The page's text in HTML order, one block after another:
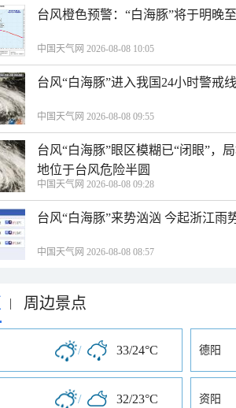
台风橙色预警：“白海豚”将于明晚
中国天气网 2026-08-08 10:05
台风“白海豚”进入我国24小时警戒
中国天气网 2026-08-08 09:55
台风“白海豚”眼区模糊已“闭眼”，
地位于台风危险半圆
中国天气网 2026-08-08 09:28
台风“白海豚”来势汹汹 今起浙江雨
中国天气网 2026-08-08 08:57
| 周边景点
/ 33/24°C 德阳
/ 32/23°C 资阳